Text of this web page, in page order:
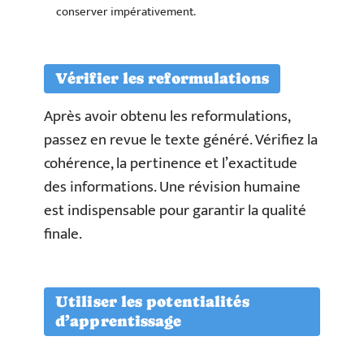
conserver impérativement.
Vérifier les reformulations
Après avoir obtenu les reformulations,
passez en revue le texte généré. Vérifiez la
cohérence, la pertinence et l’exactitude
des informations. Une révision humaine
est indispensable pour garantir la qualité
finale.
Utiliser les potentialités
d’apprentissage